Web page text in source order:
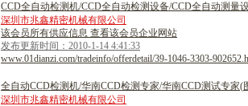
CCD全自动检测机/CCD全自动检测设备/CCD全自动测量
深圳市兆鑫精密机械有限公司
该会员所有供应信息 查看该会员企业网站
发布更新时间：2010-1-14 4:41:33
www.01dianzi.com/tradeinfo/offerdetail/39-1046-3303-
全自动CCD检测机/华南CCD检测专家/华南CCD测试专家(
深圳市兆鑫精密机械有限公司